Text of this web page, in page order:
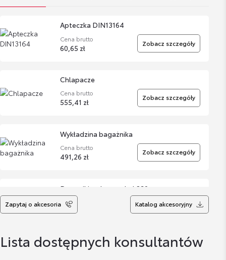
Apteczka DIN13164
Cena brutto
60,65 zł Zobacz szczegóły
Chlapacze
Cena brutto
555,41 zł Zobacz szczegóły
Wykładzina bagażnika
Cena brutto
491,26 zł Zobacz szczegóły
Dywaniki welurowe kpl 830gr
Cena brutto
558,64 zł Zobacz szczegóły
Dywaniki gumowe - kpl
Zapytaj o akcesoria Katalog akcesoryjny
Lista dostępnych konsultantów